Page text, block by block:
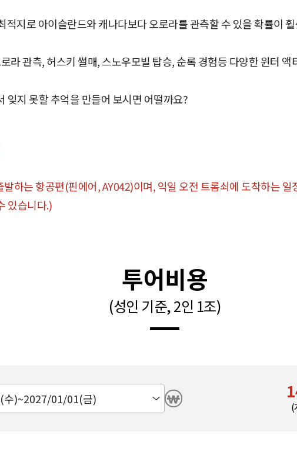
적지로 아이슬란드와 캐나다보다 오로라를 관측할 수 있을 확률이
라 관측, 허스키 썰매, 스노우모빌 탑승, 순록 경험등 다양한 윈터
잊지 못할 추억을 만들어 보시면 어떨까요?
하는 항공편(핀에어, AY042)이며, 익일 오전 트롬쇠에 도착하는 일
있습니다.)
투어비용
(성인 기준, 2인 1조)
(